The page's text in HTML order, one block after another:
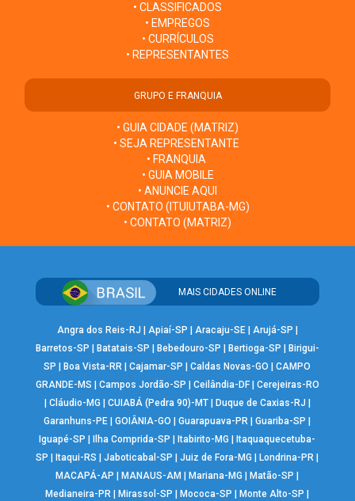
• CLASSIFICADOS
• EMPREGOS
• CURRÍCULOS
• REPRESENTANTES
GRUPO E FRANQUIA
• GUIA CIDADE (MATRIZ)
• SEJA REPRESENTANTE
• FRANQUIA
• GUIA MOBILE
• ANUNCIE AQUI
• CONTATO (ITUIUTABA-MG)
• CONTATO (MATRIZ)
MAIS CIDADES ONLINE
Angra dos Reis-RJ Apiaí-SP Aracaju-SE| Arujá-SP
Barretos-SP
Batatais-SP Bebedouro-SP Bertioga-SP
Birigui-
SP
Boa Vista-RR |Cajamar-SP |Caldas Novas-GO |CAMPO
GRANDE-MS
Campos Jordão-SP Ceilândia-DF| Cerejeiras-RO
Cláudio-MG CUIABÁ (Pedra 90)-MT| Duque de Caxias-RJ
Garanhuns-PE |GOIÂNIA-GO |Guarapuava-PR |Guariba-SP
Iguapé-SP
Ilha Comprida-SP Itabirito-MG
Itaquaquecetuba-
SP
Itaqui-RS |Jaboticabal-SP |Juiz de Fora-MG Londrina-PR
MACAPÁ-AP
MANAUS-AM Mariana-MG Matão-SP
Medianeira-PR
Mirassol-SP Mococa-SP Monte Alto-SP